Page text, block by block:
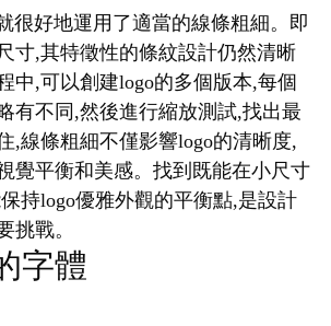
很好地運用了適當的線條粗細。即
寸,其特徵性的條紋設計仍然清晰
中,可以創建logo的多個版本,每個
有不同,然後進行縮放測試,找出最
,線條粗細不僅影響logo的清晰度,
覺平衡和美感。找到既能在小尺寸
持logo優雅外觀的平衡點,是設計
挑戰。
字體